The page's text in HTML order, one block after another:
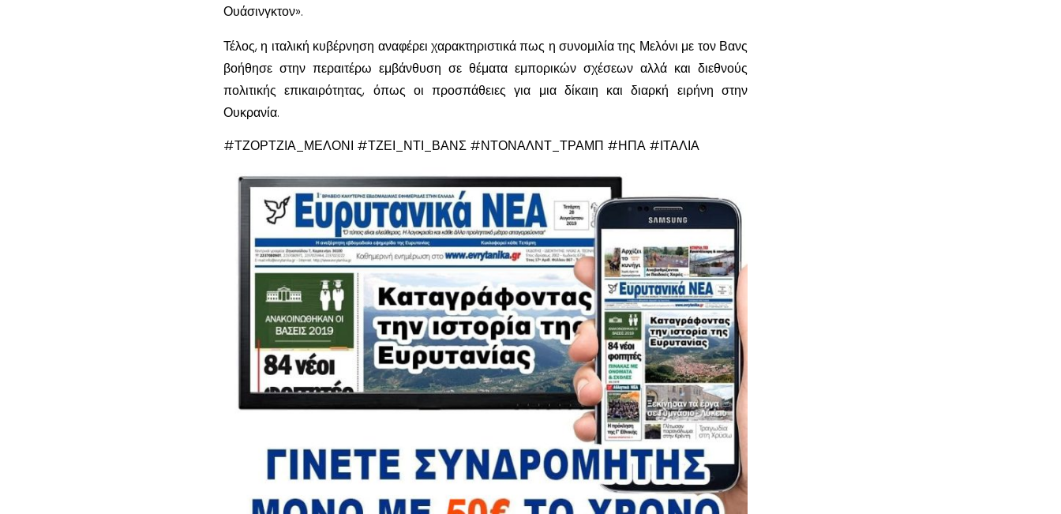
Ουάσινγκτον».
Τέλος, η ιταλική κυβέρνηση αναφέρει χαρακτηριστικά πως η συνομιλία της Μελόνι με τον Βανς
βοήθησε στην περαιτέρω εμβάνθυση σε θέματα εμπορικών σχέσεων αλλά και διεθνούς
πολιτικής επικαιρότητας, όπως οι προσπάθειες για μια δίκαιη και διαρκή ειρήνη στην
Ουκρανία.
#ΤΖΟΡΤΖΙΑ_ΜΕΛΟΝΙ #ΤΖΕΙ_ΝΤΙ_ΒΑΝΣ #ΝΤΟΝΑΛΝΤ_ΤΡΑΜΠ #ΗΠΑ #ΙΤΑΛΙΑ